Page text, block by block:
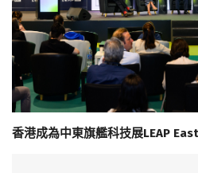
香港成為中東旗艦科技展LEAP